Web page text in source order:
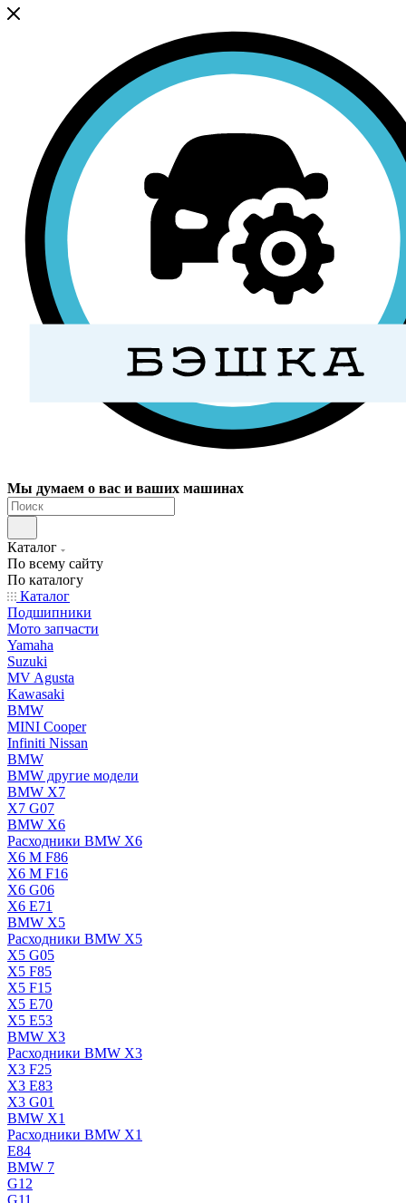
Мы думаем о вас и ваших машинах
Каталог
По всему сайту
По каталогу
Каталог
Подшипники
Мото запчасти
Yamaha
Suzuki
MV Agusta
Kawasaki
BMW
MINI Cooper
Infiniti Nissan
BMW
BMW другие модели
BMW X7
X7 G07
BMW X6
Расходники BMW X6
X6 M F86
X6 M F16
X6 G06
X6 E71
BMW X5
Расходники BMW X5
X5 G05
X5 F85
X5 F15
X5 E70
X5 E53
BMW X3
Расходники BMW X3
X3 F25
X3 E83
X3 G01
BMW X1
Расходники BMW X1
E84
BMW 7
G12
G11